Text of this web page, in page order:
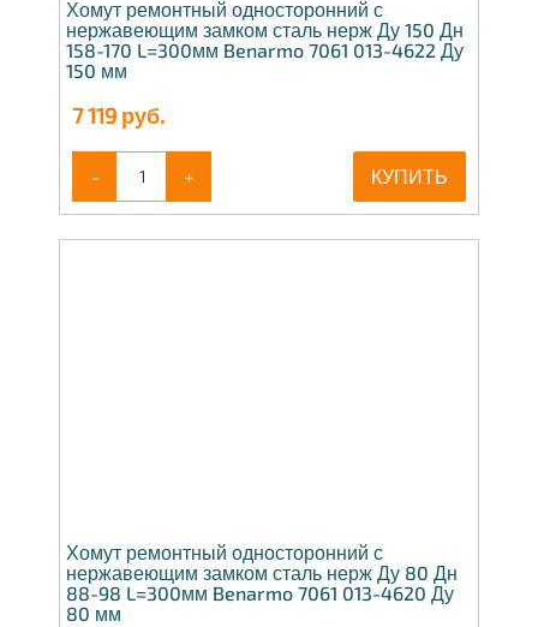
Хомут ремонтный односторонний с
нержавеющим замком сталь нерж Ду 150 Дн
158-170 L=300мм Benarmo 7061 013-4622 Ду
150 мм
7 119 руб.
- + КУПИТЬ
Хомут ремонтный односторонний с
нержавеющим замком сталь нерж Ду 80 Дн
88-98 L=300мм Benarmo 7061 013-4620 Ду
80 мм